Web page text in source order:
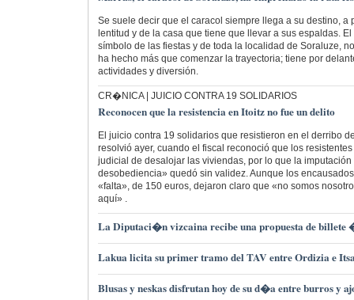
Se suele decir que el caracol siempre llega a su destino, a
lentitud y de la casa que tiene que llevar a sus espaldas.
símbolo de las fiestas y de toda la localidad de Soraluze,
ha hecho más que comenzar la trayectoria; tiene por
actividades y diversión.
CR�NICA | JUICIO CONTRA 19 SOLIDARIOS
Reconocen que la resistencia en Itoitz no fue un delito
El juicio contra 19 solidarios que resistieron en el derribo
resolvió ayer, cuando el fiscal reconoció que los
judicial de desalojar las viviendas, por lo que la
desobediencia» quedó sin validez. Aunque los
«falta», de 150 euros, dejaron claro que «no somos
aquí» .
La Diputaci�n vizcaina recibe una propuesta de
Lakua licita su primer tramo del TAV entre Ordizia e
Blusas y neskas disfrutan hoy de su d�a entre burros y